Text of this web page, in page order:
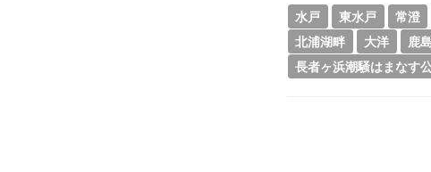
水戸
東水戸 常澄
北浦湖畔
大洋 鹿
長者ヶ浜潮騒はまなす